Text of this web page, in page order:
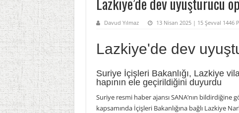
Davud Yılmaz 13 Nisan 2025 | 15 Şevval 1446
Lazkiye'de dev
Suriye İçişleri Bakanlığı, Lazkiye
hapının ele geçirildiğini duyurdu
Suriye resmi haber ajansı SANA’nın
kapsamında İçişleri Bakanlığına bağlı Lazkiye